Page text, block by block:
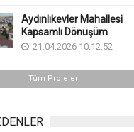
Aydınlıkevler Mahallesi
Kapsamlı Dönüşüm
21.04.2026 10:12:52
Tüm Projeler